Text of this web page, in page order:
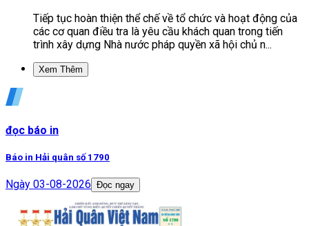
Tiếp tục hoàn thiện thể chế về tổ chức và hoạt động của
các cơ quan điều tra là yêu cầu khách quan trong tiến
trình xây dựng Nhà nước pháp quyền xã hội chủ n...
Xem Thêm
đọc báo in
Báo in Hải quân số 1790
Ngày 03-08-2026 Đọc ngay